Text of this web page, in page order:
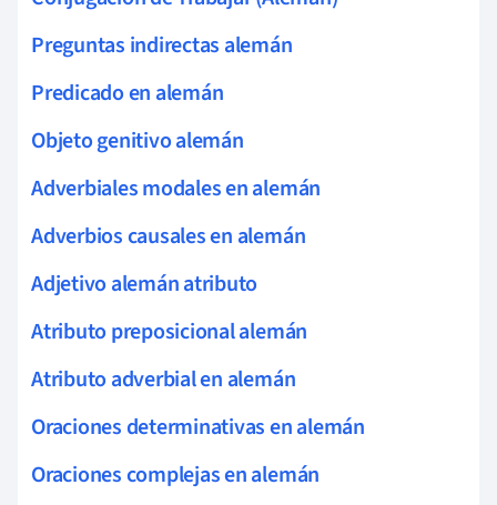
Preguntas indirectas alemán
Predicado en alemán
Objeto genitivo alemán
Adverbiales modales en alemán
Adverbios causales en alemán
Adjetivo alemán atributo
Atributo preposicional alemán
Atributo adverbial en alemán
Oraciones determinativas en alemán
Oraciones complejas en alemán